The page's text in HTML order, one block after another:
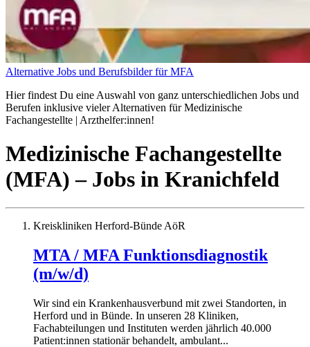
Alternative Jobs und Berufsbilder für MFA
Hier findest Du eine Auswahl von ganz unterschiedlichen Jobs und
Berufen inklusive vieler Alternativen für Medizinische
Fachangestellte | Arzthelfer:innen!
Medizinische Fachangestellte
(MFA) – Jobs in Kranichfeld
Kreiskliniken Herford-Bünde AöR
MTA / MFA Funktionsdiagnostik
(m/w/d)
Wir sind ein Krankenhausverbund mit zwei Standorten, in
Herford und in Bünde. In unseren 28 Kliniken,
Fachabteilungen und Instituten werden jährlich 40.000
Patient:innen stationär behandelt, ambulant...